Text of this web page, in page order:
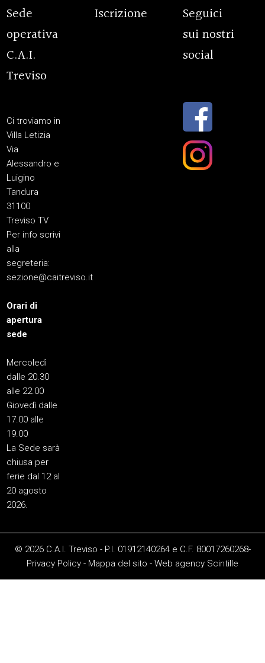
Sede
operativa
C.A.I.
Treviso
Ci troviamo in
Villa Letizia
Via
Alessandro e
Luigino
Tandura
31100
Treviso TV
Per info scrivi
alla
segreteria:
sezione@caitreviso.it
Orari di
apertura
sede
Mercoledì
dalle 20.30
alle 22.00
Giovedì dalle
17.00 alle
19.00
La Sede sarà
chiusa per
ferie dal 12 al
20 agosto
2026.
Iscrizione
Seguici
sui nostri
social
© 2026 C.A.I. Treviso - P.I. 01912140264 e C.F. 80017260268-
Privacy Policy - Mappa del sito - Web agency Scintille